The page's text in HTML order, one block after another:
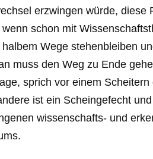
erzwingen würde, diese
schon mit
Wege stehenbleiben
muss den Weg zu Ende
sprich vor einem
ist ein Scheingefecht
wissenschafts- und